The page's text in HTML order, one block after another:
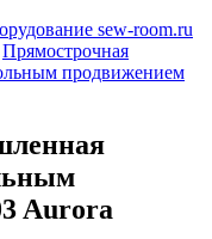
Прямострочная
продвижением
Aurora